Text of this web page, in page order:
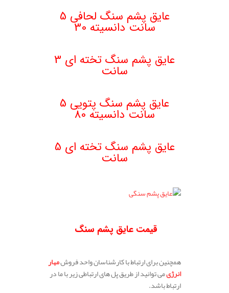
عایق پشم سنگ لحافی 5
سانت دانسیته 30
عایق پشم سنگ تخته ای 3
سانت
عایق پشم سنگ پتویی 5
سانت دانسیته 80
عایق پشم سنگ تخته ای 5
سانت
قیمت عایق پشم سنگ
همچنین برای ارتباط با کارشناسان واحد فروشمهار
انرژیمی توانید از طریق پل های ارتباطی زیر با ما در
ارتباط باشد.